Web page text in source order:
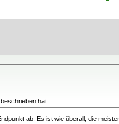
hat.
ab. Es ist wie überall, die